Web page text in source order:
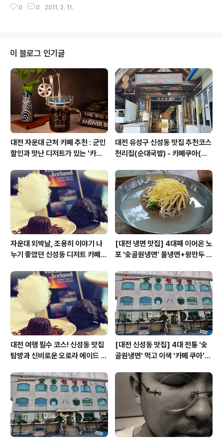
의 새싹들처럼 가볍게 산다는 건 결국은 스스로를 헐궈 내
시센가 부츠카루 우연히 시선이 마주치네요 幸運のとき
파스텔 색 계절에 사랑했던 あの日のように 輝いてる 아
노 히노요오니 카가야이테루 그 날 처럼 빛나고 있는 あな
たでいてね 아나타데이테네 당신인 채로 있어줘요 負け
ないで もう少し 마케나이데 모오 스코시 지지 말아요 앞
으로 조금만 最後まで 走り拔けて 사이고마데 하시리 누
케테 마지막까지 달려요 どんなに 離れてても 돈나니 하
나레테테모 아무리 떨..
0 0 2011. 2. 11.
이 블로그 인기글
대전 자운대 근처 카페 추천 : 군인
할인과 맛난 디저트가 있는 '카페
대전 유성구 신성동 맛집 추천코스
천리집(순대국밥) - 카페쿠아(커
자운대 외박날, 조용히 이야기 나
누기 좋았던 신성동 디저트 카페
[대전 냉면 맛집] 4대째 이어온 노
포 '숯골원냉면' 물냉면+왕만두 조
대전 여행 필수 코스! 신성동 맛집
탐방과 신비로운 오로라 에이드 체
[대전 신성동 맛집] 4대 전통 '숯
골원냉면' 먹고 이색 '카페 쿠아'로